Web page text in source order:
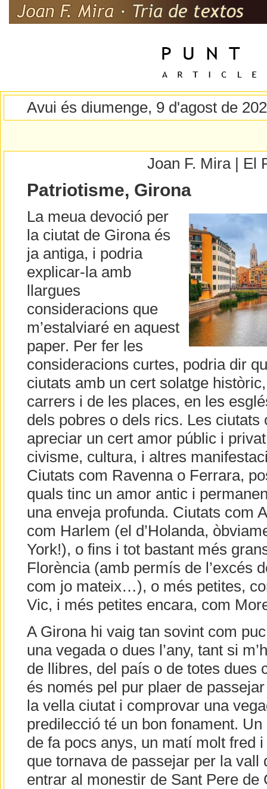
Avui és diumenge, 9 d'agost de
Joan F. Mira |
Patriotisme, Girona
La meua devoció per
la ciutat de Girona és
ja antiga, i podria
explicar-la amb
llargues
consideracions que
m’estalviaré en aquest
paper. Per fer les
consideracions curtes, podria dir
ciutats amb un cert solatge
carrers i de les places, en les
dels pobres o dels rics. Les ciutats
apreciar un cert amor públic i
civisme, cultura, i altres
Ciutats com Ravenna o Ferrara,
quals tinc un amor antic i
una enveja profunda. Ciutats com
com Harlem (el d’Holanda,
York!), o fins i tot bastant més
Florència (amb permís de l’excés
com jo mateix…), o més petites,
Vic, i més petites encara, com
A Girona hi vaig tan sovint com
una vegada o dues l’any, tant si
de llibres, del país o de totes dues
és només pel pur plaer de
la vella ciutat i comprovar una
predilecció té un bon fonament.
de fa pocs anys, un matí molt fred
que tornava de passejar per la vall
entrar al monestir de Sant Pere de